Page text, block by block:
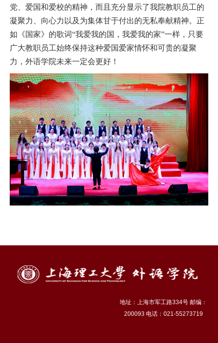
党、爱国和爱校的精神，而且充分显示了我院教职员工的
凝聚力、向心力以及为集体甘于付出的无私奉献精神。正
如《国家》的歌词“我爱我的国，我爱我的家”一样，只要
广大教职员工始终保持这种爱国爱家情怀和可贵的凝聚
力，外语学院未来一定会更好！
地址：上海市军工路334号 邮编：
200093 电话：021-55273719